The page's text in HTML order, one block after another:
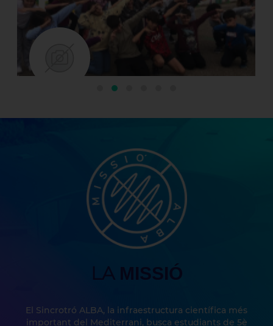
15/06/2026
Los Científic@s de Mallorca
LAMISSIÓ
El Sincrotró ALBA, la infraestructura científica més
important del Mediterrani, busca estudiants de 5è